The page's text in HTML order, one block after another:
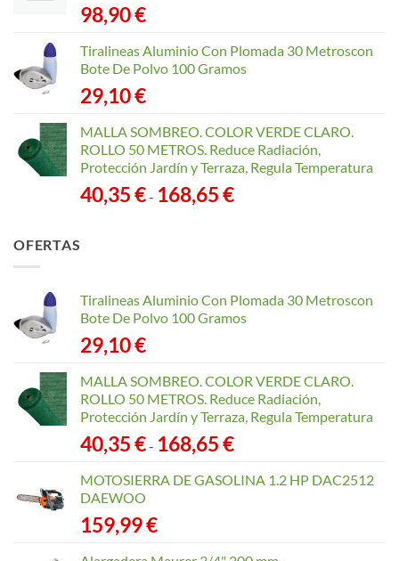
98,90€
Tiralineas Aluminio Con Plomada 30 Metroscon
Bote De Polvo 100 Gramos
29,10€
MALLA SOMBREO. COLOR VERDE CLARO.
ROLLO 50 METROS. Reduce Radiación,
Protección Jardín y Terraza, Regula Temperatura
40,35€- 168,65€Rango
168,65 €
OFERTAS
Tiralineas Aluminio Con Plomada 30 Metroscon
Bote De Polvo 100 Gramos
29,10€
MALLA SOMBREO. COLOR VERDE CLARO.
ROLLO 50 METROS. Reduce Radiación,
Protección Jardín y Terraza, Regula Temperatura
40,35€- 168,65€Rango
precios:
MOTOSIERRA DE GASOLINA 1.2 HP DAC2512
DAEWOO
159,99€